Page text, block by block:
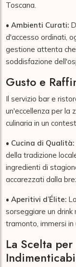
Toscana.
• Ambienti Curati:
d'accesso ordinati,
gestione attenta
soddisfazione
Gusto e
Il servizio bar e
un'eccellenza per la
culinaria in un
• Cucina di Qualità:
della tradizione
ingredienti di
accarezzati dalla
• Aperitivi d’Élite:
sorseggiare un drink
tramonto, immersi
La Scelta